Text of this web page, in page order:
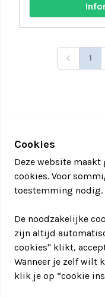
1
Cookies
Deze website
cookies. Voor
toestemming nodig.
De noodzakelijke
zijn altijd
cookies" klikt,
Wanneer je zelf wilt
klik je op “cookie